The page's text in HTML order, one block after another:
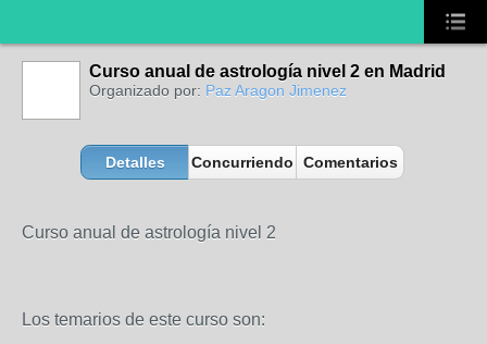
Curso anual de astrología nivel 2 en Madrid
Organizado por: Paz Aragon Jimenez
Detalles Concurriendo Comentarios
Curso anual de astrología nivel 2
Los temarios de este curso son: